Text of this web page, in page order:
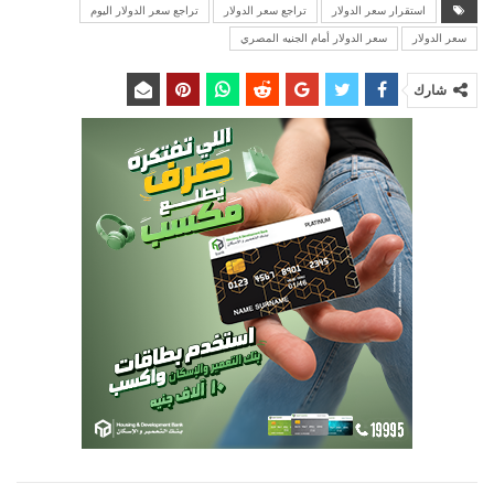
استقرار سعر الدولار تراجع سعر الدولار تراجع سعر الدولار اليوم
سعر الدولار سعر الدولار أمام الجنيه المصري
شارك